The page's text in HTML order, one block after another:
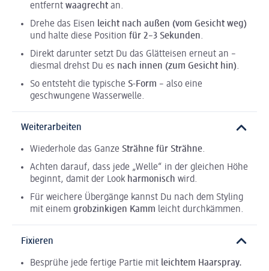
entfernt waagrecht an.
Drehe das Eisen leicht nach außen (vom Gesicht weg)
und halte diese Position für 2–3 Sekunden.
Direkt darunter setzt Du das Glätteisen erneut an –
diesmal drehst Du es nach innen (zum Gesicht hin).
So entsteht die typische S-Form – also eine
geschwungene Wasserwelle.
Weiterarbeiten
Wiederhole das Ganze Strähne für Strähne.
Achten darauf, dass jede „Welle“ in der gleichen Höhe
beginnt, damit der Look harmonisch wird.
Für weichere Übergänge kannst Du nach dem Styling
mit einem grobzinkigen Kamm leicht durchkämmen.
Fixieren
Besprühe jede fertige Partie mit leichtem Haarspray.